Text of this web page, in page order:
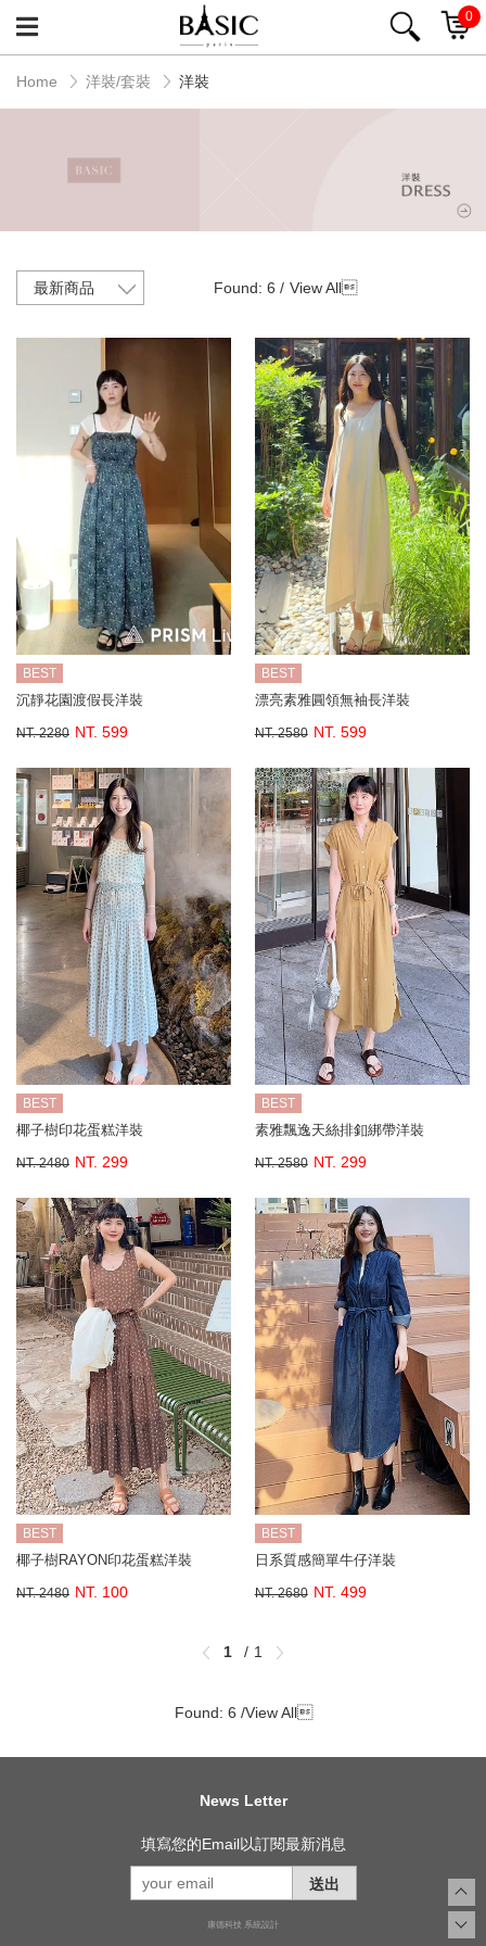
0
Home 洋裝/套裝 洋裝
Found: 6 / View All
BEST
沉靜花園渡假長洋裝
NT. 2280 NT. 599
BEST
漂亮素雅圓領無袖長洋裝
NT. 2580 NT. 599
BEST
椰子樹印花蛋糕洋裝
NT. 2480 NT. 299
BEST
素雅飄逸天絲排釦綁帶洋裝
NT. 2580 NT. 299
BEST
椰子樹RAYON印花蛋糕洋裝
NT. 2480 NT. 100
BEST
日系質感簡單牛仔洋裝
NT. 2680 NT. 499
1 1
Found: 6 /View All
News Letter
填寫您的Email以訂閱最新消息
送出
康德科技 系統設計